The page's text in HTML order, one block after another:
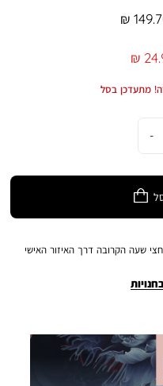
שעה הקרובה דרך האיזור האישי